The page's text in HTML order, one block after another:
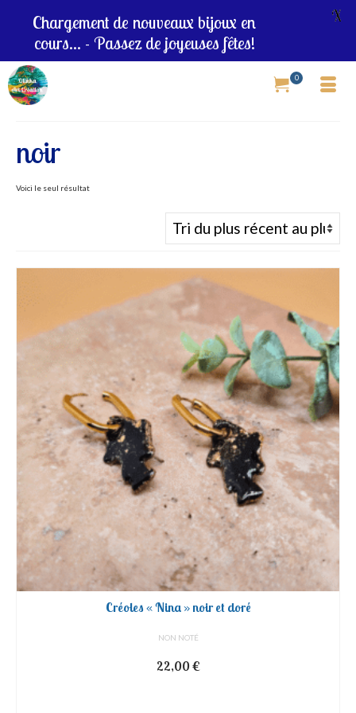
0
noir
Voici le seul résultat
Créoles « Nina » noir et doré
NON NOTÉ
22,00 €
Chargement de nouveaux bijoux en
cours... - Passez de joyeuses fêtes!
X